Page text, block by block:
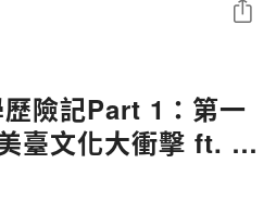
險記Part 1：第一
臺文化大衝擊 ft. 昌
分享